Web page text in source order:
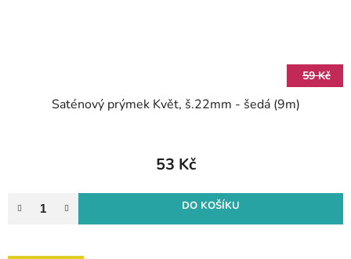
59 Kč
Saténový prýmek Květ, š.22mm - šedá (9m)
53 Kč
DO KOŠÍKU